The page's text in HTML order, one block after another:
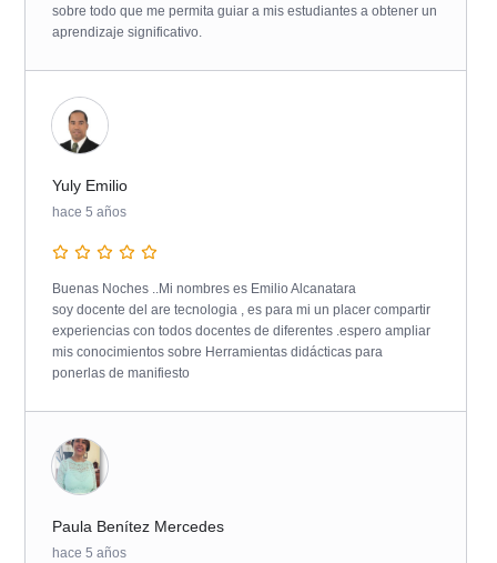
sobre todo que me permita guiar a mis estudiantes a obtener un
aprendizaje significativo.
Yuly Emilio
hace 5 años
Buenas Noches ..Mi nombres es Emilio Alcanatara
soy docente del are tecnologia , es para mi un placer compartir
experiencias con todos docentes de diferentes .espero ampliar
mis conocimientos sobre Herramientas didácticas para
ponerlas de manifiesto
Paula Benítez Mercedes
hace 5 años